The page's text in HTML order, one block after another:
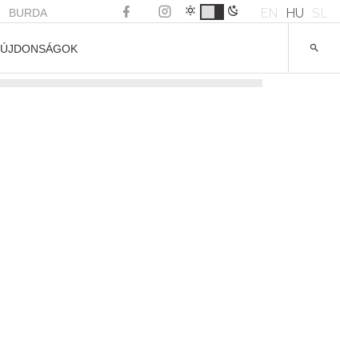
BURDA EN HU SL
ÚJDONSÁGOK